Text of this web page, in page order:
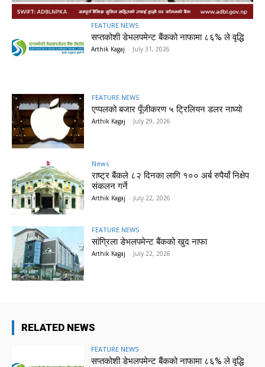
FEATURE NEWS
सप्तकोशी डेभलपमेन्ट बैंकको नाफामा ८६% ले वृद्धि
Arthik Kagaj - July 31, 2026
FEATURE NEWS
एप्पलको बजार पूँजीकरण ५ ट्रिलियन डलर नाघ्यो
Arthik Kagaj - July 29, 2026
News
राष्ट्र बैंकले ८२ दिनका लागि १०० अर्ब रुपैयाँ निक्षेप
संकलन गर्ने
Arthik Kagaj - July 22, 2026
FEATURE NEWS
सांग्रिला डेभलपमेन्ट बैंकको खुद नाफा
Arthik Kagaj - July 22, 2026
RELATED NEWS
FEATURE NEWS
सप्तकोशी डेभलपमेन्ट बैंकको नाफामा ८६% ले वृद्धि